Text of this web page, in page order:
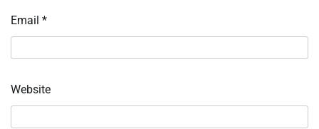
Email *
Website